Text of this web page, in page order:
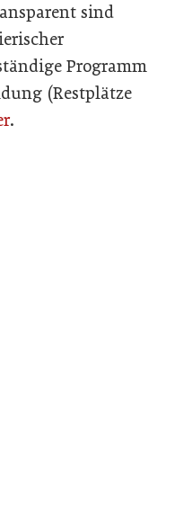
sind
Programm
(Restplätze
.